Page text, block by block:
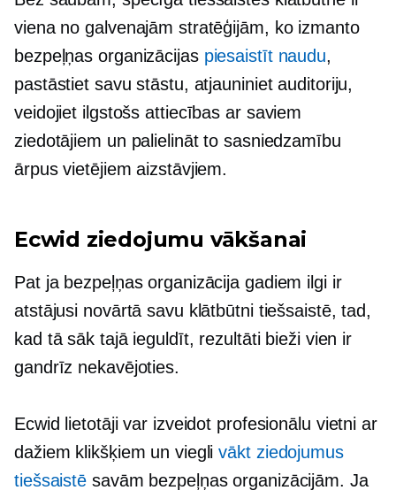
viena no galvenajām stratēģijām, ko izmanto
bezpeļņas organizācijas piesaistīt naudu,
pastāstiet savu stāstu, atjauniniet auditoriju,
veidojiet ilgstošs attiecības ar saviem
ziedotājiem un palielināt to sasniedzamību
ārpus vietējiem aizstāvjiem.
Ecwid ziedojumu vākšanai
Pat ja bezpeļņas organizācija gadiem ilgi ir
atstājusi novārtā savu klātbūtni tiešsaistē, tad,
kad tā sāk tajā ieguldīt, rezultāti bieži vien ir
gandrīz nekavējoties.
Ecwid lietotāji var izveidot profesionālu vietni ar
dažiem klikšķiem un vieglivākt ziedojumus
tiešsaistē savām bezpeļņas organizācijām. Ja